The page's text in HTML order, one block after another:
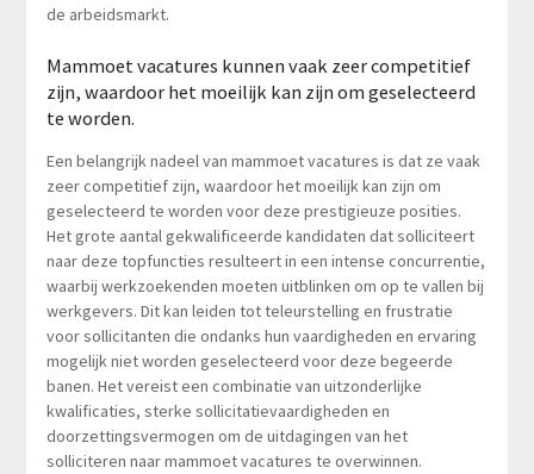
de arbeidsmarkt.
Mammoet vacatures kunnen vaak zeer competitief
zijn, waardoor het moeilijk kan zijn om geselecteerd
te worden.
Een belangrijk nadeel van mammoet vacatures is dat ze vaak
zeer competitief zijn, waardoor het moeilijk kan zijn om
geselecteerd te worden voor deze prestigieuze posities.
Het grote aantal gekwalificeerde kandidaten dat solliciteert
naar deze topfuncties resulteert in een intense concurrentie,
waarbij werkzoekenden moeten uitblinken om op te vallen bij
werkgevers. Dit kan leiden tot teleurstelling en frustratie
voor sollicitanten die ondanks hun vaardigheden en ervaring
mogelijk niet worden geselecteerd voor deze begeerde
banen. Het vereist een combinatie van uitzonderlijke
kwalificaties, sterke sollicitatievaardigheden en
doorzettingsvermogen om de uitdagingen van het
solliciteren naar mammoet vacatures te overwinnen.